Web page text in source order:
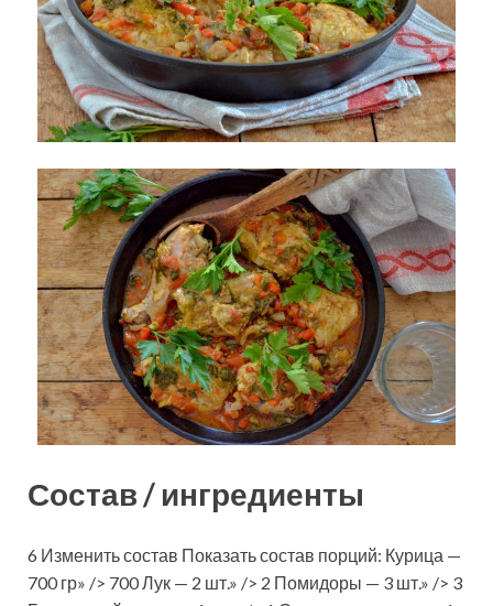
Состав / ингредиенты
6 Изменить состав Показать состав порций: Курица —
700 гр» /> 700 Лук — 2 шт.» /> 2 Помидоры — 3 шт.» /> 3